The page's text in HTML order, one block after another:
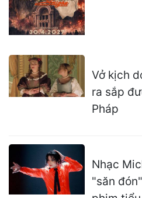
Vở kịch
ra sắp
Pháp
Nhạc
"săn